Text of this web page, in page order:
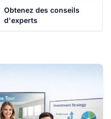
Obtenez des conseils
d'experts